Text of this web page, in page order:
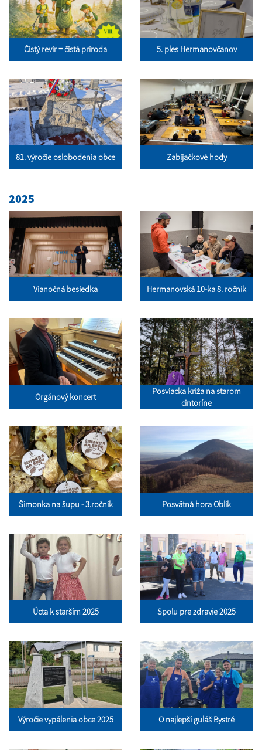
Čistý revír = čistá príroda 5. ples Hermanovčanov
81. výročie oslobodenia obce Zabíjačkové hody
2025
Vianočná besiedka Hermanovská 10-ka 8. ročník
Orgánový koncert
Posviacka kríža na starom
cintoríne
Šimonka na šupu - 3.ročník Posvätná hora Oblík
Úcta k starším 2025 Spolu pre zdravie 2025
Výročie vypálenia obce 2025 O najlepší guláš Bystré